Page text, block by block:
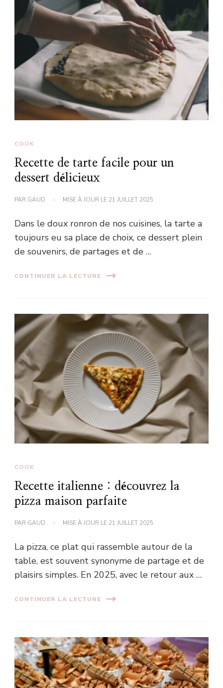
COOK
Recette de tarte facile pour un
dessert délicieux
PAR GAUD MISE À JOUR LE 21 JUILLET 2025
Dans le doux ronron de nos cuisines, la tarte a
toujours eu sa place de choix, ce dessert plein
de souvenirs, de partages et de …
CONTINUER LA LECTURE
COOK
Recette italienne : découvrez la
pizza maison parfaite
PAR GAUD MISE À JOUR LE 21 JUILLET 2025
La pizza, ce plat qui rassemble autour de la
table, est souvent synonyme de partage et de
plaisirs simples. En 2025, avec le retour aux …
CONTINUER LA LECTURE